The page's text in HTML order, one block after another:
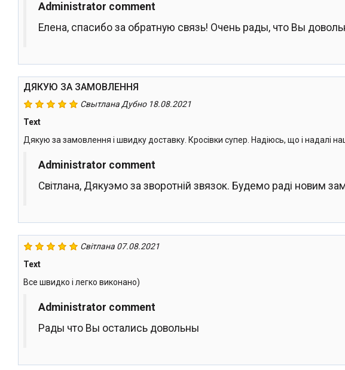
Administrator comment
Елена, спасибо за обратную связь! Очень рады, что Вы
ДЯКУЮ ЗА ЗАМОВЛЕННЯ
Свытлана Дубно 18.08.2021
Text
Дякую за замовлення і швидку доставку. Кросівки супер. Надіюсь, що і надалі
Administrator comment
Світлана, Дякуэмо за зворотній звязок. Будемо раді новим
Світлана 07.08.2021
Text
Все швидко і легко виконано)
Administrator comment
Рады что Вы остались довольны